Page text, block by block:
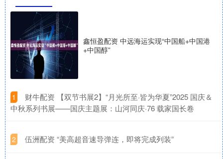
鑫恒盈配资 中远海运实现“中国船+中国港
+中国醇”
1
​财牛配资 【双节书展2】“月光所至·皆为华夏”2025 国庆＆
中秋系列书展——国庆主题展：山河同庆·76 载家国长卷
2 ​伍洲配资 “美高超音速导弹连，即将完成列装”